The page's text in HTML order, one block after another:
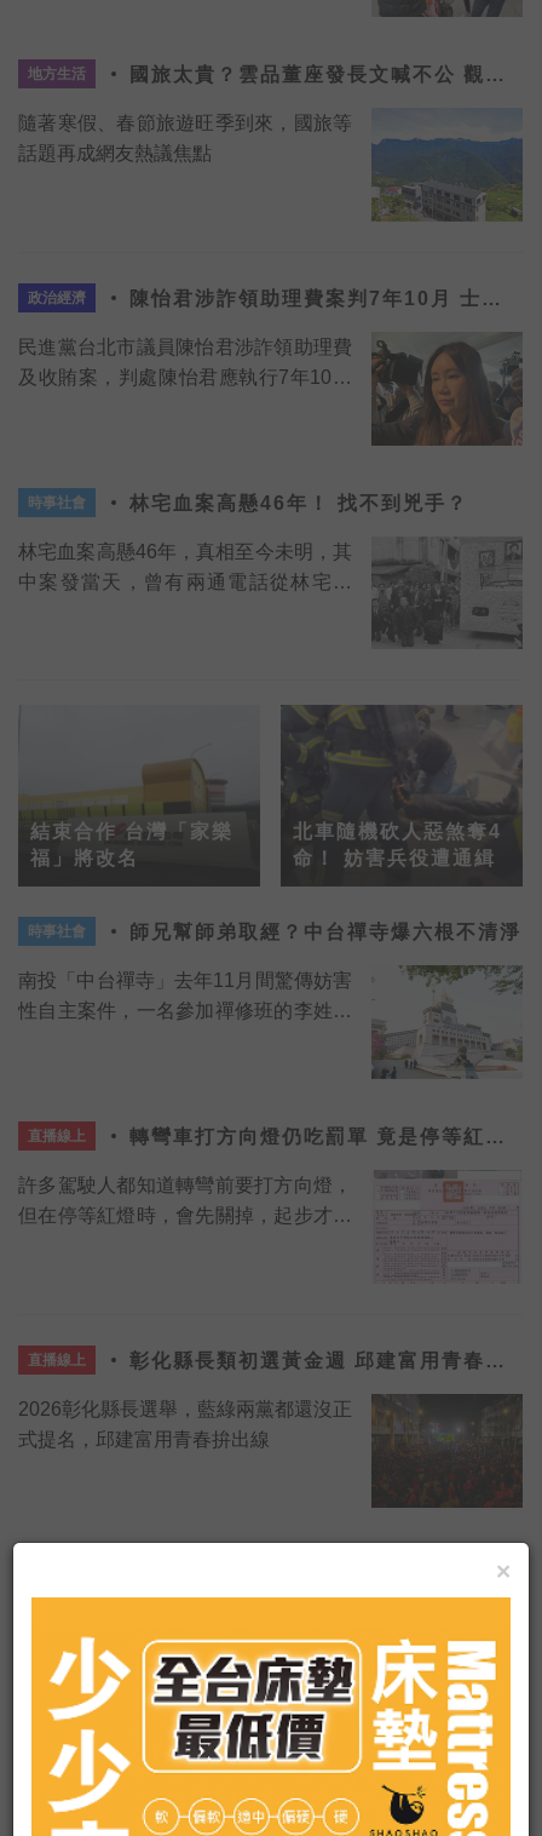
地方生活
國旅太貴？雲品董座發長文喊不公 觀旅
隨著寒假、春節旅遊旺季到來，國旅等
話題再成網友熱議焦點
政治經濟
陳怡君涉詐領助理費案判7年10月 士
民進黨台北市議員陳怡君涉詐領助理費
及收賄案，判處陳怡君應執行7年10月
時事社會 林宅血案高懸46年！ 找不到兇手？
林宅血案高懸46年，真相至今未明，其
中案發當天，曾有兩通電話從林宅撥
結束合作 台灣「家樂
福」將改名
北車隨機砍人惡煞奪4
命！ 妨害兵役遭通緝
時事社會 師兄幫師弟取經？中台禪寺爆六根不清淨
南投「中台禪寺」去年11月間驚傳妨害
性自主案件，一名參加禪修班的李姓男
直播線上
轉彎車打方向燈仍吃罰單 竟是停等紅燈
許多駕駛人都知道轉彎前要打方向燈，
但在停等紅燈時，會先關掉，起步才重
直播線上
彰化縣長類初選黃金週 邱建富用青春拚
2026彰化縣長選舉，藍綠兩黨都還沒正
式提名，邱建富用青春拚出線
國台辦遭台記者嗆爆！學者揭他戳破國民
黨騙局
擊台灣禁止小紅書是「反民主」
×